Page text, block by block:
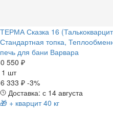
ТЕРМА Сказка 16
Стандартная топка,
печь для бани Варвара
550 ₽
1 шт
333 ₽ -3%
Доставка: с 14 августа
🎁 + кварцит 40 кг